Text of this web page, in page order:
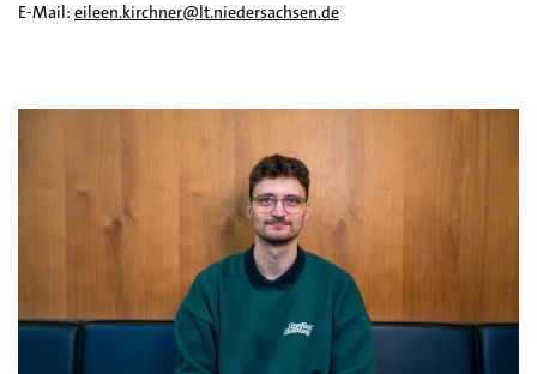
E-Mail: eileen.kirchner@lt.niedersachsen.de